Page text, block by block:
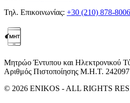
Τηλ. Επικοινωνίας: +30 (210) 878-8006
Μητρώο Έντυπου και Ηλεκτρονικού
Αριθμός Πιστοποίησης Μ.Η.Τ. 242097
© 2026 ENIKOS - ALL RIGHTS